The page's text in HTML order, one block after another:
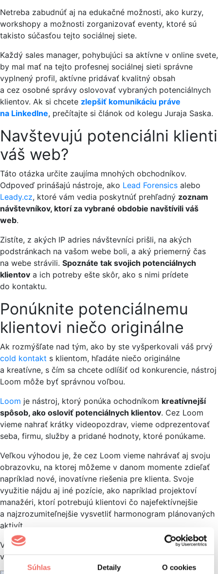
Súhlas Detaily O cookies
Netreba zabudnúť aj na edukačné možnosti, ako kurzy,
workshopy a možnosti zorganizovať eventy, ktoré sú
takisto súčasťou tejto sociálnej siete.
Každý sales manager, pohybujúci sa aktívne v online svete,
by mal mať na tejto profesnej sociálnej sieti správne
vyplnený profil, aktívne pridávať kvalitný obsah
a cez osobné správy oslovovať vybraných potenciálnych
klientov. Ak si chcete zlepšiť komunikáciu práve
na LinkedIne, prečítajte si článok od kolegu Juraja Saska.
Navštevujú potenciálni klienti
váš web?
Táto otázka určite zaujíma mnohých obchodníkov.
Odpoveď prinášajú nástroje, ako Lead Forensics alebo
Leady.cz, ktoré vám vedia poskytnúť prehľadný zoznam
návštevníkov, ktorí za vybrané obdobie navštívili váš
web.
Zistíte, z akých IP adries návštevníci prišli, na akých
podstránkach na vašom webe boli, a aký priemerný čas
na webe strávili. Spoznáte tak svojich potenciálnych
klientov a ich potreby ešte skôr, ako s nimi prídete
do kontaktu.
Ponúknite potenciálnemu
klientovi niečo originálne
Ak rozmýšľate nad tým, ako by ste vyšperkovali váš prvý
cold kontakt s klientom, hľadáte niečo originálne
a kreatívne, s čím sa chcete odlíšiť od konkurencie, nástroj
Loom môže byť správnou voľbou.
Loom je nástroj, ktorý ponúka ochodníkom kreatívnejší
spôsob, ako osloviť potenciálnych klientov. Cez Loom
vieme nahrať krátky videopozdrav, vieme odprezentovať
seba, firmu, služby a pridané hodnoty, ktoré ponúkame.
Veľkou výhodou je, že cez Loom vieme nahrávať aj svoju
obrazovku, na ktorej môžeme v danom momente zdieľať
napríklad nové, inovatívne riešenia pre klienta. Svoje
využitie nájdu aj iné pozície, ako napríklad projektoví
manažéri, ktorí potrebujú klientovi čo najefektívnejšie
a najzrozumiteľnejšie vysvetliť harmonogram plánovaných
aktivít.
Využitie nástroja Loom je naozaj pestré a jeho vyskúšanie
v praxi určite stojí za to.